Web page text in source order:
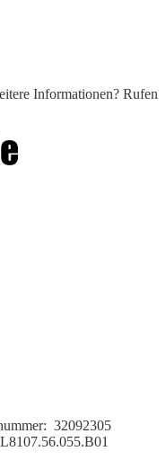
Informationen? Rufen
32092305